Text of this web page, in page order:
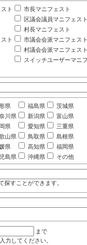
ト
市長マニフェスト
区議会議員マニフェスト
村長マニフェスト
ト
市議会会派マニフェスト
村議会会派マニフェスト
スイッチユーザーマニ
県 福島県
茨城県
川県 新潟県
富山県
県 愛知県
三重県
山県 鳥取県
島根県
県 高知県
福岡県
島県 沖縄県 その他
すことができます。
まで
してください。